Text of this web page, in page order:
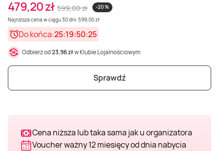
Weekend w SPA
Mazury
Masaż klasyczny
Masaż pleców
Masaż sportowy
Masaż Antycellulitowy
Pojazdy specjalne
Jazda po torze
Jazda czołgiem
Fitness
Sporty zimowe
Wspinaczka
Kurs żeglarski
Kurs motorowodny
SUP
479,20 zł 599,00 zł
-20 %
Najniższa cena w ciągu 30 dni: 599,00 zł
Do końca:25:19:50:23
Odbierz od23,96 złw Klubie Lojalnościowym
Sprawdź
Cena niższa lub taka sama jak u organizatora
Voucher ważny 12 miesięcy od dnia nabycia